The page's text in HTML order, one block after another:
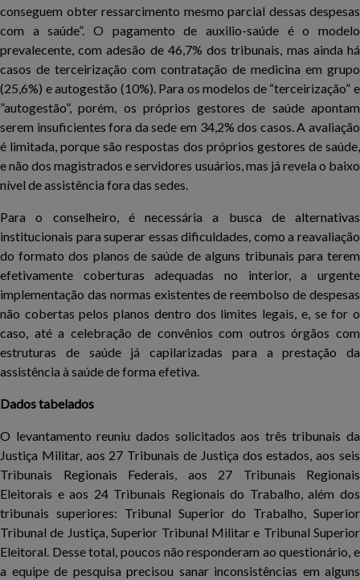
conseguem obter ressarcimento mesmo parcial dessas despesas
com a saúde”. O pagamento de auxilio-saúde é o modelo
prevalecente, com adesão de 46,7% dos tribunais, mas ainda há
casos de terceirização com contratação de medicina em grupo
(25,6%) e autogestão (10%). Para os modelos de “terceirização” e
”autogestão”, porém, os próprios gestores de saúde apontam
serem insuficientes fora da sede em 34,2% dos casos. A avaliação
é limitada, porque são respostas dos próprios gestores de saúde,
e não dos magistrados e servidores usuários, mas já revela o baixo
nível de assistência fora das sedes.
Para o conselheiro, é necessária a busca de alternativas
institucionais para superar essas dificuldades, como a reavaliação
do formato dos planos de saúde de alguns tribunais para terem
efetivamente coberturas adequadas no interior, a urgente
implementação das normas existentes de reembolso de despesas
não cobertas pelos planos dentro dos limites legais, e, se for o
caso, até a celebração de convênios com outros órgãos com
estruturas de saúde já capilarizadas para a prestação da
assistência à saúde de forma efetiva.
Dados tabelados
O levantamento reuniu dados solicitados aos três tribunais da
Justiça Militar, aos 27 Tribunais de Justiça dos estados, aos seis
Tribunais Regionais Federais, aos 27 Tribunais Regionais
Eleitorais e aos 24 Tribunais Regionais do Trabalho, além dos
tribunais superiores: Tribunal Superior do Trabalho, Superior
Tribunal de Justiça, Superior Tribunal Militar e Tribunal Superior
Eleitoral. Desse total, poucos não responderam ao questionário, e
a equipe de pesquisa precisou sanar inconsistências em alguns